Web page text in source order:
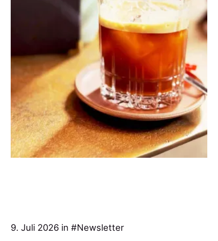
9. Juli 2026 in Newsletter